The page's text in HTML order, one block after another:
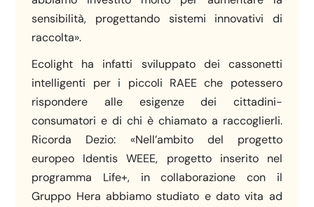
sensibilità, progettando sistemi innovativi di
raccolta».
Ecolight ha infatti sviluppato dei cassonetti
intelligenti per i piccoli RAEE che potessero
rispondere alle esigenze dei cittadini-
consumatori e di chi è chiamato a raccoglierli.
Ricorda Dezio: «Nell’ambito del progetto
europeo Identis WEEE, progetto inserito nel
programma Life+, in collaborazione con il
Gruppo Hera abbiamo studiato e dato vita ad